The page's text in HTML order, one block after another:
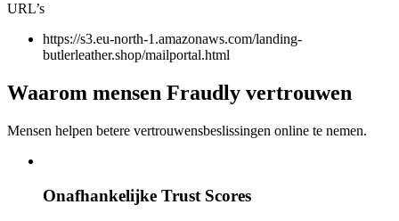
URL’s
https://s3.eu-north-1.amazonaws.com/landing-
butlerleather.shop/mailportal.html
Waarom mensen Fraudly vertrouwen
Mensen helpen betere vertrouwensbeslissingen online te nemen.
Onafhankelijke Trust Scores